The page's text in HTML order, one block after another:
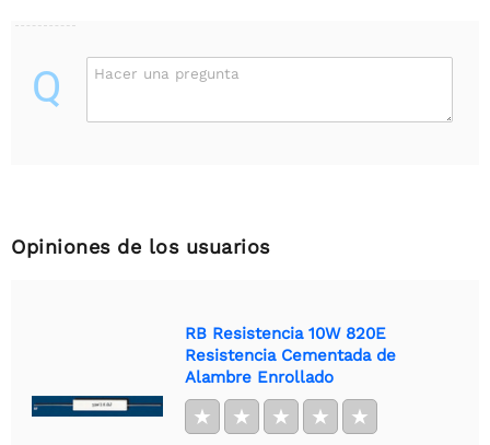
Q Hacer una pregunta
Opiniones de los usuarios
RB Resistencia 10W 820E
Resistencia Cementada de
Alambre Enrollado
★ ★ ★ ★ ★